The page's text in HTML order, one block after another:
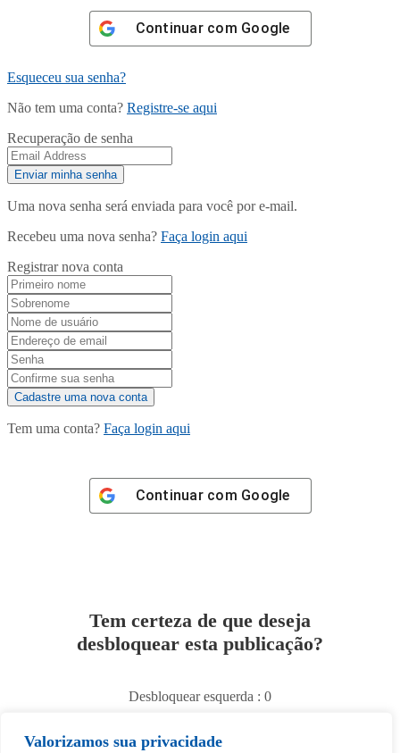
Valorizamos sua privacidade
Continuar com Google
Esqueceu sua senha?
Não tem uma conta? Registre-se aqui
Recuperação de senha
Uma nova senha será enviada para você por e-mail.
Recebeu uma nova senha? Faça login aqui
Registrar nova conta
Tem uma conta? Faça login aqui
Continuar com Google
Tem certeza de que deseja
desbloquear esta publicação?
Desbloquear esquerda : 0
Sim